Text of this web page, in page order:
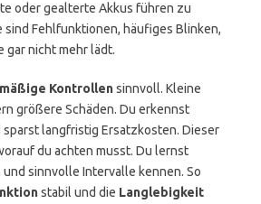
oder gealterte Akkus führen zu
sind Fehlfunktionen, häufiges Blinken,
gar nicht mehr lädt.
Kontrollensinnvoll. Kleine
größere Schäden. Du erkennst
langfristig Ersatzkosten. Dieser
du achten musst. Du lernst
sinnvolle Intervalle kennen. So
stabil und die Langlebigkeit